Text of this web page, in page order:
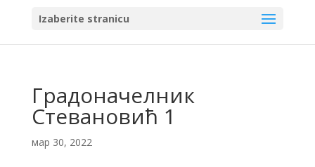
Izaberite stranicu
Градоначелник
Стевановић 1
мар 30, 2022